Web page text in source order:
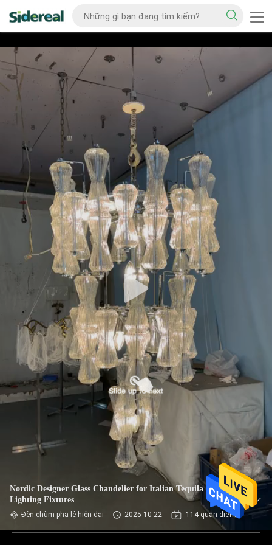
Nordic Designer Glass Chandelier for Italian Tequila Shaped
Lighting Fixtures
Đèn chùm pha lê hiện đại 2025-10-22 114 quan điểm